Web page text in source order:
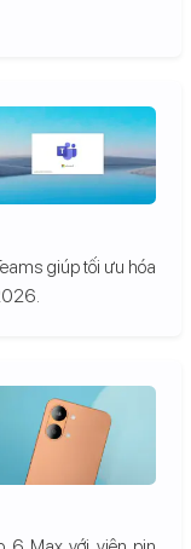
giúp tối ưu hóa